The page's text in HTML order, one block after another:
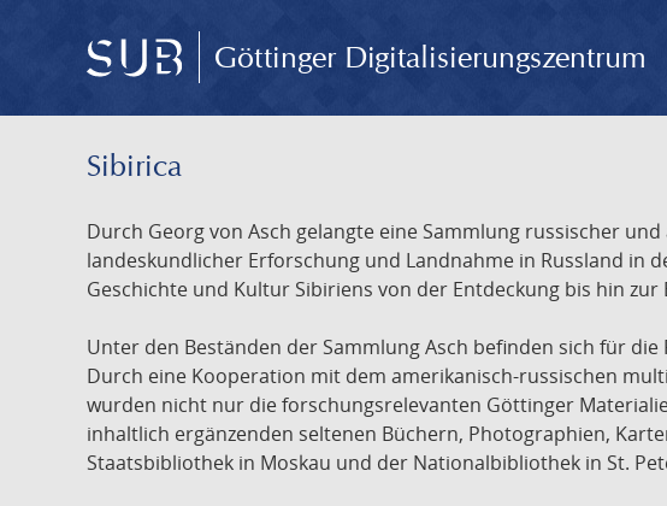
Göttinger Digitalisierungszentrum
Sibirica
Durch Georg von Asch gelangte eine Sammlung russischer
landeskundlicher Erforschung und Landnahme in Russland in
Geschichte und Kultur Sibiriens von der Entdeckung bis hin
Unter den Beständen der Sammlung Asch befinden sich für
Durch eine Kooperation mit dem amerikanisch-russischen
wurden nicht nur die forschungsrelevanten Göttinger
inhaltlich ergänzenden seltenen Büchern, Photographien,
Staatsbibliothek in Moskau und der Nationalbibliothek in St.